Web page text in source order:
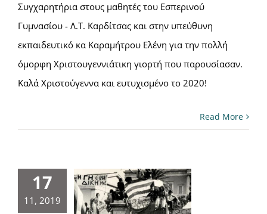
Συγχαρητήρια στους μαθητές του Εσπερινού
Γυμνασίου - Λ.Τ. Καρδίτσας και στην υπεύθυνη
εκπαιδευτικό κα Καραμήτρου Ελένη για την πολλή
όμορφη Χριστουγεννιάτικη γιορτή που παρουσίασαν.
Καλά Χριστούγεννα και ευτυχισμένο το 2020!
Read More
17
11, 2019